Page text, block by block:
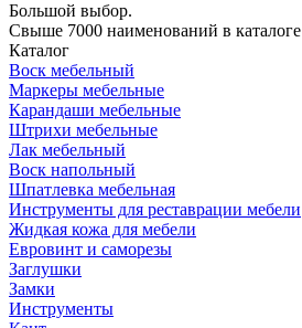
Большой выбор.
Свыше 7000 наименований в каталоге
Каталог
Воск мебельный
Маркеры мебельные
Карандаши мебельные
Штрихи мебельные
Лак мебельный
Воск напольный
Шпатлевка мебельная
Инструменты для реставрации мебели
Жидкая кожа для мебели
Евровинт и саморезы
Заглушки
Замки
Инструменты